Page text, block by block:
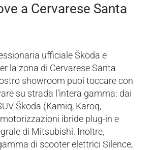
a Cervarese Santa
ufficiale Škoda e
la zona di Cervarese Santa
showroom puoi toccare con
su strada l’intera gamma: dai
Škoda (Kamiq, Karoq,
ibride plug-in e
di Mitsubishi. Inoltre,
di scooter elettrici Silence,